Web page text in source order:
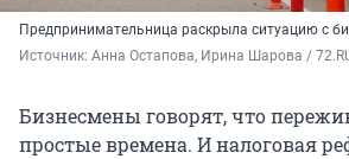
Предпринимательница раскрыла ситуацию с
Источник: Анна Остапова, Ирина Шарова /
Бизнесмены говорят, что
простые времена. И налоговая